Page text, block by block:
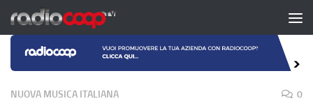
Salta al contenuto
NUOVA MUSICA ITALIANA 0